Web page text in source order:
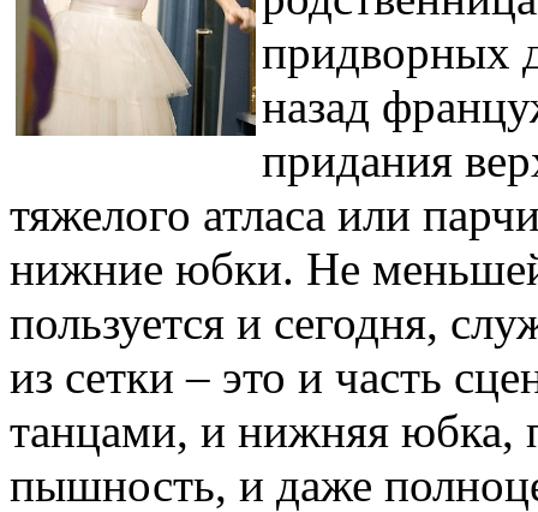
придворных
назад
придания
тяжелого атласа или
нижние юбки. Не
пользуется и сегодня,
из сетки – это и часть
танцами, и нижняя
пышность, и даже